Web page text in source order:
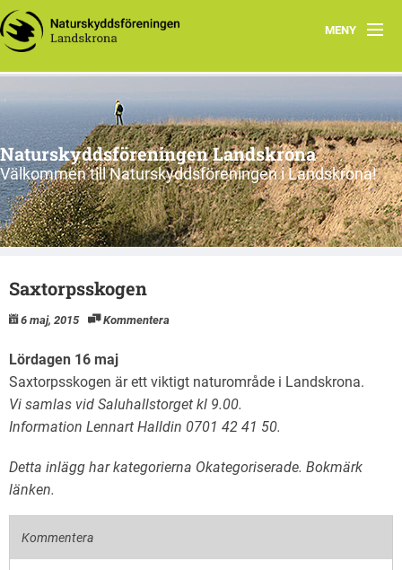
MENY
Kontakt
Smultronställen
Valet 2026
Arbetsgrupper miljö & klimat
Cykelturer runt Landskrona
Naturskyddsföreningen Landskrona
Välkommen till Naturskyddsföreningen i Landskrona!
Saxtorpsskogen
6 maj, 2015 Kommentera
Lördagen 16 maj
Saxtorpsskogen är ett viktigt naturområde i Landskrona.
Vi samlas vid Saluhallstorget kl 9.00.
Information Lennart Halldin 0701 42 41 50.
Detta inlägg har kategorierna Okategoriserade. Bokmärk
länken.
Kommentera